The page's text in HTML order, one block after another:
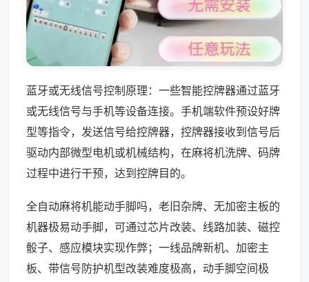
蓝牙或无线信号控制原理：一些智能控牌器通过蓝牙
或无线信号与手机等设备连接。手机端软件预设好牌
型等指令，发送信号给控牌器，控牌器接收到信号后
驱动内部微型电机或机械结构，在麻将机洗牌、码牌
过程中进行干预，达到控牌目的。
全自动麻将机能动手脚吗，老旧杂牌、无加密主板的
机器极易动手脚，可通过芯片改装、线路加装、磁控
骰子、感应模块实现作弊；一线品牌新机、加密主
板、带信号防护机型改装难度极高，动手脚空间极